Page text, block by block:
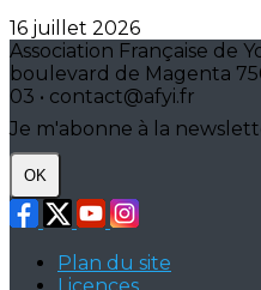
16 juillet 2026
Association Française de
boulevard de Magenta
03 • contact@afyi.fr
Je m'abonne à la
OK
Plan du site